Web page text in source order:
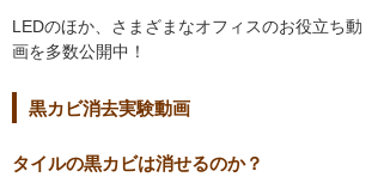
LEDのほか、さまざまなオフィスのお役立ち動
画を多数公開中！
黒カビ消去実験動画
タイルの黒カビは消せるのか？